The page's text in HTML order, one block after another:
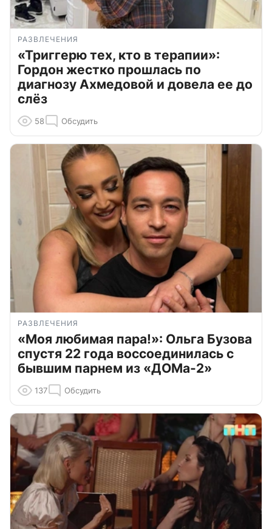
РАЗВЛЕЧЕНИЯ
«Триггерю тех, кто в терапии»:
Гордон жестко прошлась по
диагнозу Ахмедовой и довела ее до
слёз
58 Обсудить
РАЗВЛЕЧЕНИЯ
«Моя любимая пара!»: Ольга Бузова
спустя 22 года воссоединилась с
бывшим парнем из «ДОМа-2»
137 Обсудить